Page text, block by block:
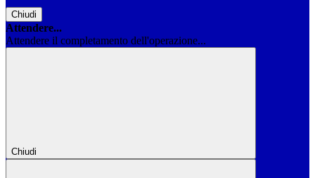
Chiudi
Attendere...
Attendere il completamento dell'operazione...
Chiudi